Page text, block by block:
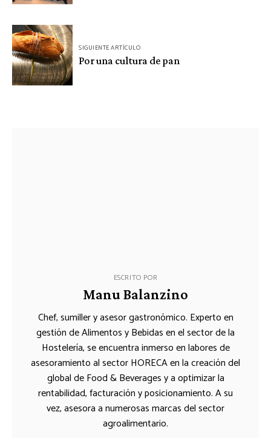
SIGUIENTE ARTÍCULO
Por una cultura de pan
ESCRITO POR
Manu Balanzino
Chef, sumiller y asesor gastronómico. Experto en
gestión de Alimentos y Bebidas en el sector de la
Hostelería, se encuentra inmerso en labores de
asesoramiento al sector HORECA en la creación del
global de Food & Beverages y a optimizar la
rentabilidad, facturación y posicionamiento. A su
vez, asesora a numerosas marcas del sector
agroalimentario.